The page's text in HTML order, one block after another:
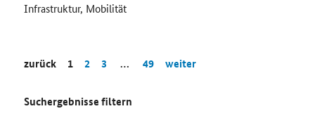
Infrastruktur, Mobilität
zurück 1 2 3 … 49 weiter
Suchergebnisse filtern